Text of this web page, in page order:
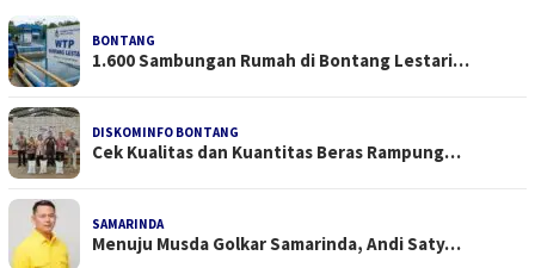
BONTANG
1.600 Sambungan Rumah di Bontang Lestari…
DISKOMINFO BONTANG
Cek Kualitas dan Kuantitas Beras Rampung…
SAMARINDA
Menuju Musda Golkar Samarinda, Andi Saty…